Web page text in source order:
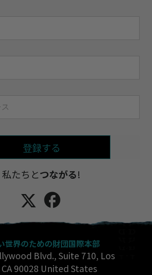
登録する
私たちとつながる!
世界のための財団国際本部
Blvd., Suite 710, Los
CA 90028 United States